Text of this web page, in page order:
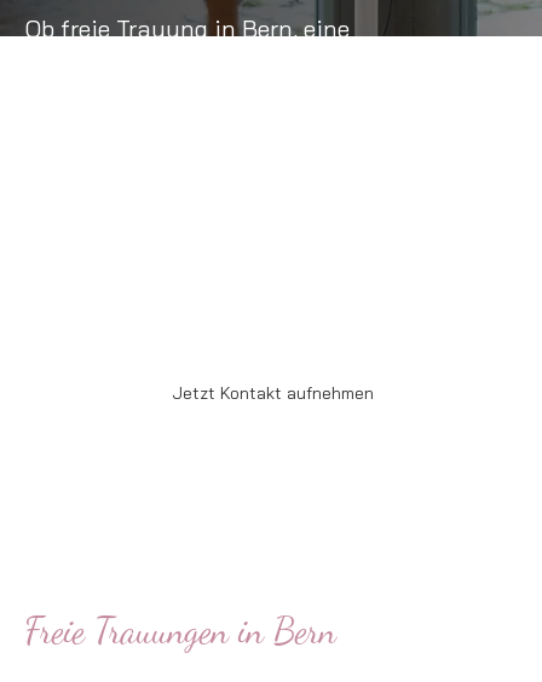
Ob freie Trauung in Bern, eine
Jetzt Kontakt aufnehmen
Freie Trauungen in Bern